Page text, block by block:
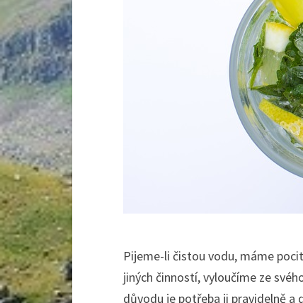
Pijeme-li čistou vodu, máme
jiných činností, vyloučíme ze
důvodu je potřeba ji pravidelně